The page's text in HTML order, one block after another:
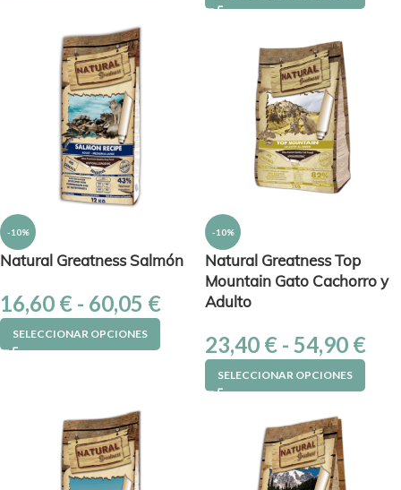
-10%
Natural Greatness Salmón
16,60 € - 60,05 €
SELECCIONAR OPCIONES
-10%
Natural Greatness Top
Mountain Gato Cachorro y
Adulto
23,40 € - 54,90 €
SELECCIONAR OPCIONES